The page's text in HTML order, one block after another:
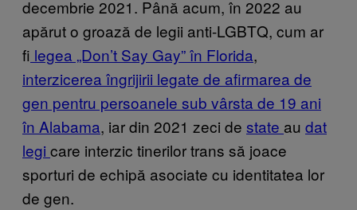
decembrie 2021. Până acum, în 2022 au
apărut o groază de legii anti-LGBTQ, cum ar
fi legea „Don’t Say Gay” în Florida,
interzicerea îngrijirii legate de afirmarea de
gen pentru persoanele sub vârsta de 19 ani
în Alabama, iar din 2021 zeci de state au dat
legi care interzic tinerilor trans să joace
sporturi de echipă asociate cu identitatea lor
de gen.